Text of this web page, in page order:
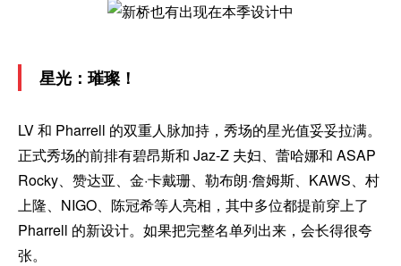
星光：璀璨！
LV 和 Pharrell 的双重人脉加持，秀场的星光值妥妥拉满。
正式秀场的前排有碧昂斯和 Jaz-Z 夫妇、蕾哈娜和 ASAP
Rocky、赞达亚、金·卡戴珊、勒布朗·詹姆斯、KAWS、村
上隆、NIGO、陈冠希等人亮相，其中多位都提前穿上了
Pharrell 的新设计。如果把完整名单列出来，会长得很夸
张。